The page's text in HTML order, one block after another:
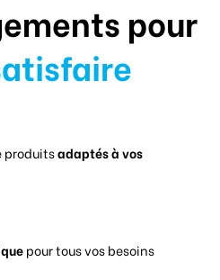
pour
produitsadaptés à vos
pour tous vos besoins